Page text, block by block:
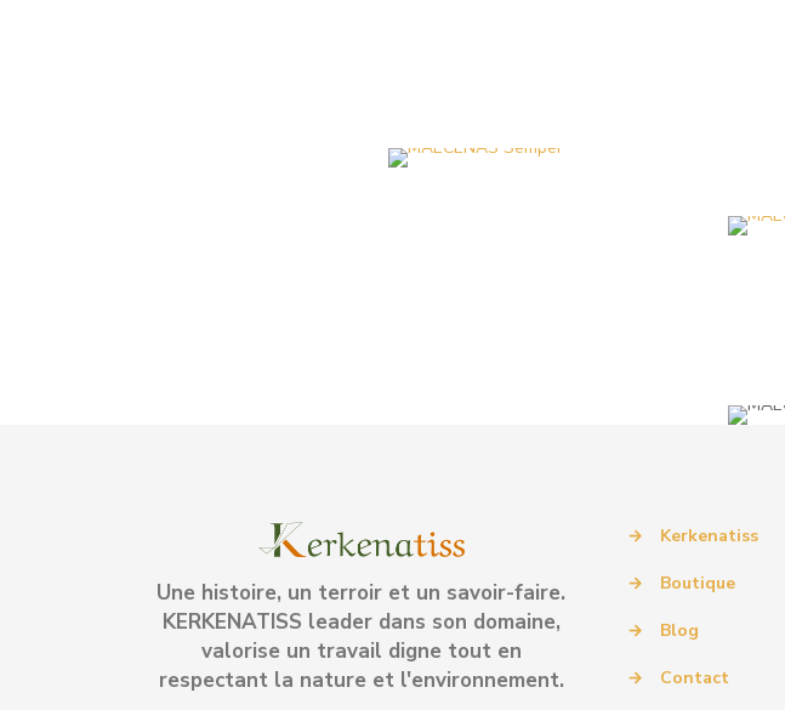
Une histoire, un terroir et un savoir-faire.
KERKENATISS leader dans son domaine,
valorise un travail digne tout en
respectant la nature et l'environnement.
→ Kerkenatiss
→ Boutique
→ Blog
→ Contact